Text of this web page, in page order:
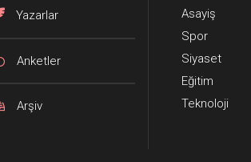
Yazarlar
Anketler
Arşiv
Asayiş
Spor
Siyaset
Eğitim
Teknoloji